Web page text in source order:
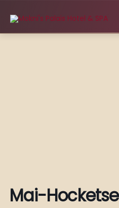
Inhalt
springen
Mai-Hocketse